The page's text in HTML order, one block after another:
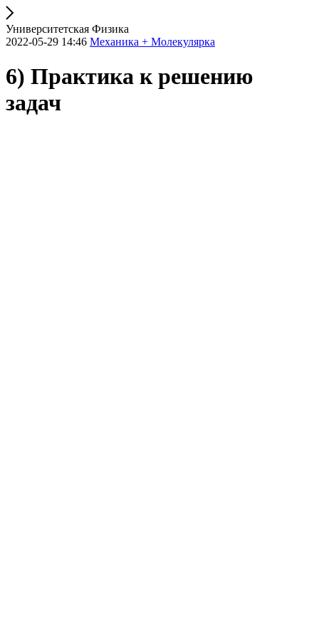
Университетская Физика
2022-05-29 14:46 Механика + Молекулярка
6) Практика к решению
задач